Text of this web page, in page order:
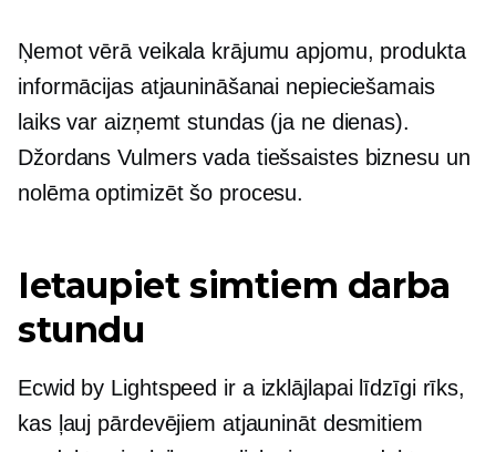
Ņemot vērā veikala krājumu apjomu, produkta
informācijas atjaunināšanai nepieciešamais
laiks var aizņemt stundas (ja ne dienas).
Džordans Vulmers vada tiešsaistes biznesu un
nolēma optimizēt šo procesu.
Ietaupiet simtiem darba
stundu
Ecwid by Lightspeed ir a izklājlapai līdzīgirīks,
kas ļauj pārdevējiem atjaunināt desmitiem